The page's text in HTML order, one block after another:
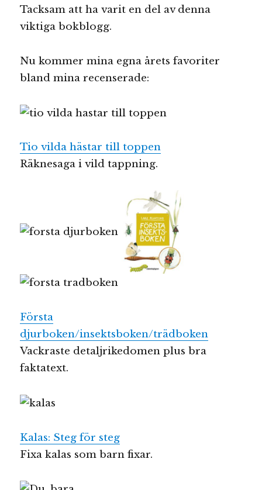
Tacksam att ha varit en del av denna
viktiga bokblogg.
Nu kommer mina egna årets favoriter
bland mina recenserade:
Tio vilda hästar till toppen
Räknesaga i vild tappning.
Första
djurboken/insektsboken/trädboken
Vackraste detaljrikedomen plus bra
faktatext.
Kalas: Steg för steg
Fixa kalas som barn fixar.